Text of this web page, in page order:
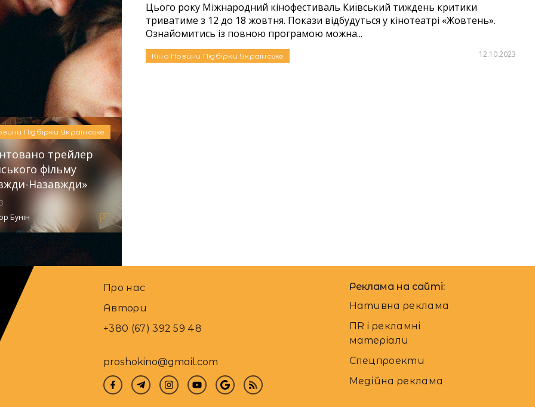
української
відео для Океану
23.10.2023
Кіно Новини Підбірки Українське
Цього року Міжнародний кінофестиваль Київський тиждень критики
триватиме з 12 до 18 жовтня. Покази відбудуться у кінотеатрі «‎Жовтень»‎.
Ознайомитись із повною програмою можна...
12.10.2023
Підбірки Українське
трейлер
фільму
Назавжди»
Бунін
Про нас
Автори
+380 (67) 392 59 48
proshokino@gmail.com
Реклама на сайті:
Нативна реклама
ПR і рекламні
матеріали
Спецпроекти
Медійна реклама